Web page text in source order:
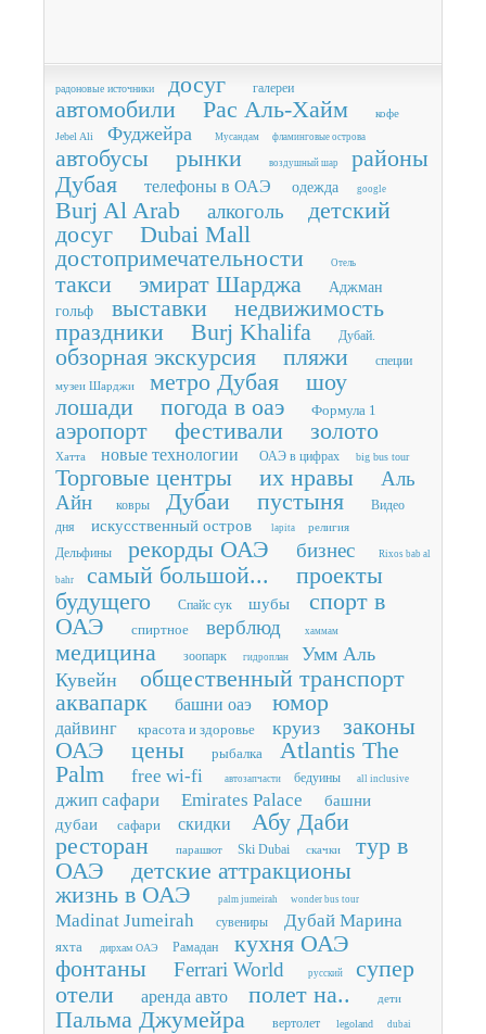
радоновые источники досуг галереи
автомобили Рас Аль-Хайм кофе
Jebel Ali Фуджейра Мусандам фламинговые острова
автобусы рынки воздушный шар
районы
Дубая
телефоны в ОАЭ одежда google
Burj Al Arab алкоголь
детский
досуг
Dubai Mall
достопримечательности
Отель
такси эмират Шарджа
Аджман
гольф
выставки
недвижимость
праздники
Burj Khalifa Дубай.
обзорная экскурсия пляжи специи
музеи Шарджи метро Дубая
шоу
лошади
погода в оаэ Формула 1
аэропорт фестивали золото
Хатта новые технологии ОАЭ в цифрах big bus tour
Торговые центры их нравы
Аль
Айн
ковры Дубаи пустыня
Видео
дня
искусственный остров lapita религия
Дельфины рекорды ОАЭ бизнес Rixos bab al
bahr самый большой...
проекты
будущего
Спайс сук шубы
спорт в
ОАЭ
спиртное верблюд хаммам
медицина зоопарк гидроплан
Умм Аль
Кувейн
общественный транспорт
аквапарк
башни оаэ юмор
дайвинг красота и здоровье круиз
законы
ОАЭ
цены рыбалка
Atlantis The
Palm
free wi-fi автозапчасти бедуины all inclusive
джип сафари Emirates Palace
башни
дубаи
сафари скидки
Абу Даби
ресторан
парашют Ski Dubai скачки
тур в
ОАЭ
детские аттракционы
жизнь в ОАЭ
palm jumeirah wonder bus tour
Madinat Jumeirah сувениры Дубай Марина
яхта дирхам ОАЭ Рамадан
кухня ОАЭ
фонтаны
Ferrari World русский
супер
отели
аренда авто полет на.. дети
Пальма Джумейра вертолет legoland dubai